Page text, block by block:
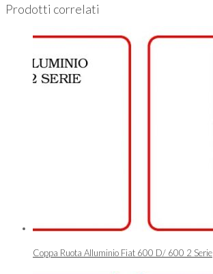
Prodotti correlati
Coppa Ruota Alluminio Fiat 600 D/ 600 2 Serie